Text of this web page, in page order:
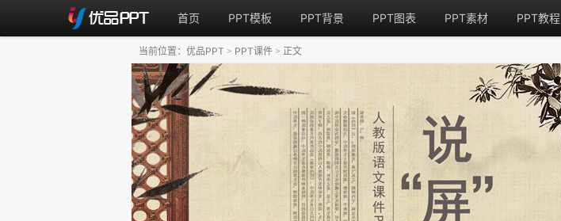
首页 PPT模板 PPT背景 PPT图表 PPT素材 PPT教程
当前位置： 优品PPT > PPT课件 > 正文